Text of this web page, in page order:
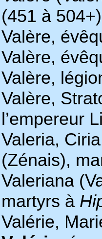
(451 à
Valère,
Valère,
Valère,
Valère,
l’empereur
Valeria,
(Zénais),
Valeriana
martyrs à
Valérie,